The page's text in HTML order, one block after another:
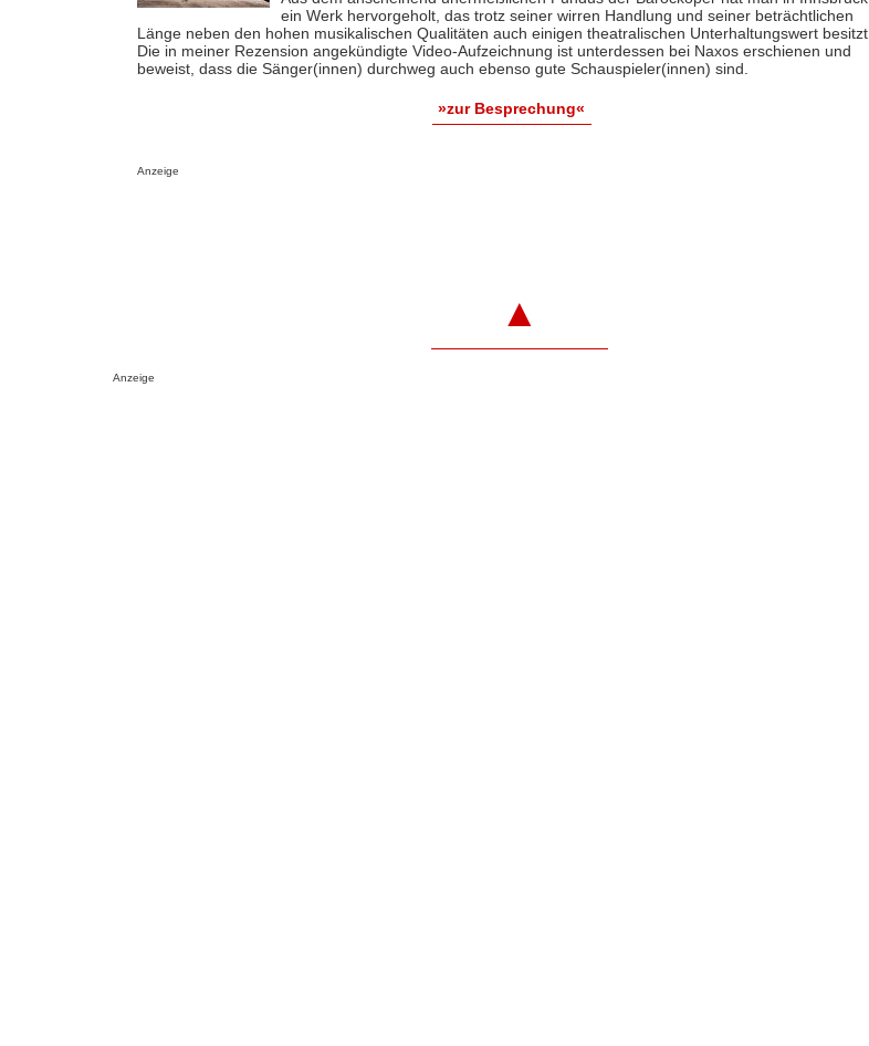
ein Werk hervorgeholt, das trotz seiner wirren Handlung und seiner beträchtlichen
Länge neben den hohen musikalischen Qualitäten auch einigen theatralischen Unterhaltungswert besitzt.
Die in meiner Rezension angekündigte Video-Aufzeichnung ist unterdessen bei Naxos erschienen und
beweist, dass die Sänger(innen) durchweg auch ebenso gute Schauspieler(innen) sind.
»zur Besprechung«
Anzeige
▲
Anzeige